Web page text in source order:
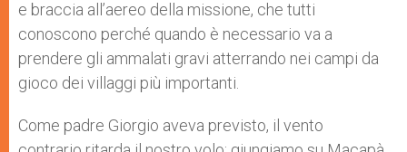
e braccia all’aereo della missione, che tutti
conoscono perché quando è necessario va a
prendere gli ammalati gravi atterrando nei campi da
gioco dei villaggi più importanti.
Come padre Giorgio aveva previsto, il vento